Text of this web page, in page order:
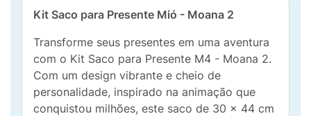
Kit Saco para Presente Mió - Moana 2
Transforme seus presentes em uma aventura
com o Kit Saco para Presente M4 - Moana 2.
Com um design vibrante e cheio de
personalidade, inspirado na animação que
conquistou milhões, este saco de 30 x 44 cm